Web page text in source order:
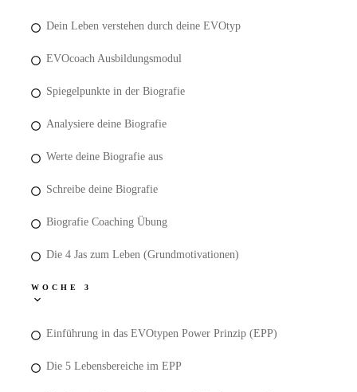
Dein Leben verstehen durch deine EVOtyp
EVOcoach Ausbildungsmodul
Spiegelpunkte in der Biografie
Analysiere deine Biografie
Werte deine Biografie aus
Schreibe deine Biografie
Biografie Coaching Übung
Die 4 Jas zum Leben (Grundmotivationen)
WOCHE 3
Einführung in das EVOtypen Power Prinzip (EPP)
Die 5 Lebensbereiche im EPP